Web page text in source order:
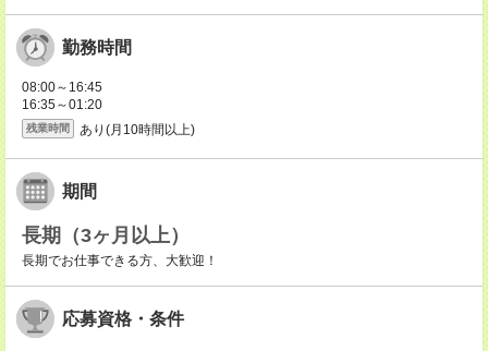
勤務時間
08:00～16:45
16:35～01:20
残業時間 あり(月10時間以上)
期間
長期（3ヶ月以上）
長期でお仕事できる方、大歓迎！
応募資格・条件